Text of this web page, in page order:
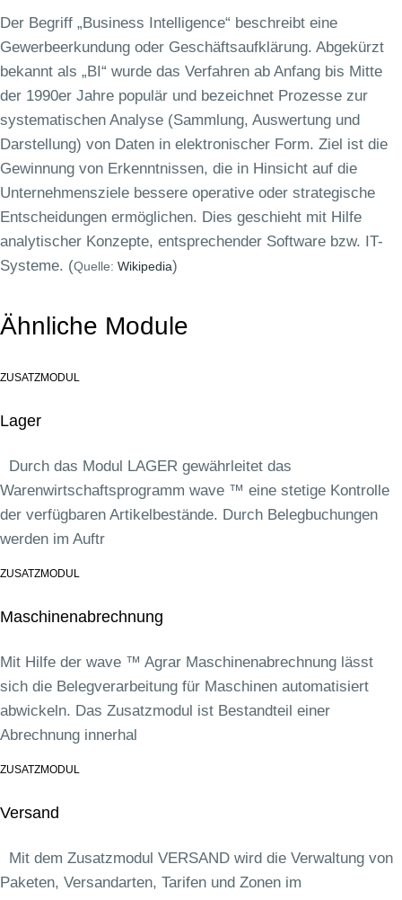
Der Begriff „Business Intelligence“ beschreibt eine
Gewerbeerkundung oder Geschäftsaufklärung. Abgekürzt
bekannt als „BI“ wurde das Verfahren ab Anfang bis Mitte
der 1990er Jahre populär und bezeichnet Prozesse zur
systematischen Analyse (Sammlung, Auswertung und
Darstellung) von Daten in elektronischer Form. Ziel ist die
Gewinnung von Erkenntnissen, die in Hinsicht auf die
Unternehmensziele bessere operative oder strategische
Entscheidungen ermöglichen. Dies geschieht mit Hilfe
analytischer Konzepte, entsprechender Software bzw. IT-
Systeme. (Quelle: Wikipedia)
Ähnliche Module
ZUSATZMODUL
Lager
Durch das Modul LAGER gewährleitet das
Warenwirtschaftsprogramm wave ™ eine stetige Kontrolle
der verfügbaren Artikelbestände. Durch Belegbuchungen
werden im Auftr
ZUSATZMODUL
Maschinenabrechnung
Mit Hilfe der wave ™ Agrar Maschinenabrechnung lässt
sich die Belegverarbeitung für Maschinen automatisiert
abwickeln. Das Zusatzmodul ist Bestandteil einer
Abrechnung innerhal
ZUSATZMODUL
Versand
Mit dem Zusatzmodul VERSAND wird die Verwaltung von
Paketen, Versandarten, Tarifen und Zonen im